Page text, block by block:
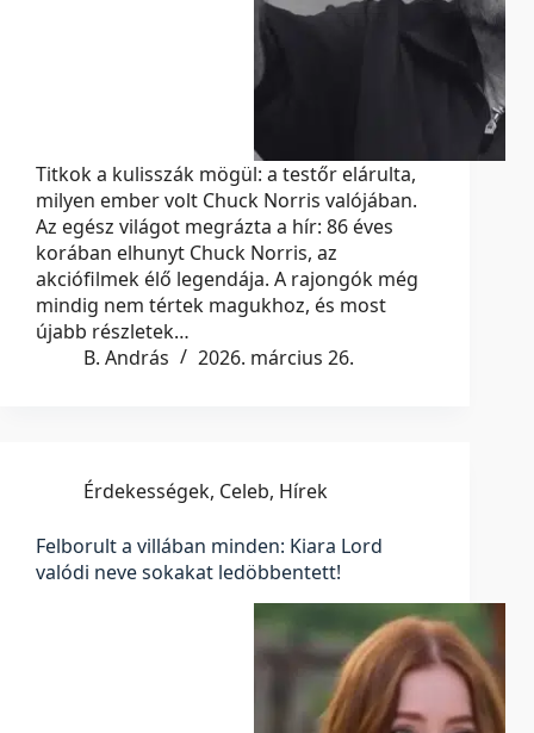
Titkok a kulisszák mögül: a testőr elárulta,
milyen ember volt Chuck Norris valójában.
Az egész világot megrázta a hír: 86 éves
korában elhunyt Chuck Norris, az
akciófilmek élő legendája. A rajongók még
mindig nem tértek magukhoz, és most
újabb részletek…
B. András
2026. március 26.
Érdekességek, Celeb, Hírek
Felborult a villában minden: Kiara Lord
valódi neve sokakat ledöbbentett!